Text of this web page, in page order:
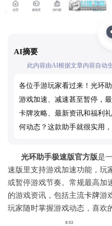
AI摘要
此内容由AI根据文章内容自动
各位手游玩家看过来！光环
游戏加速、减速甚至暂停，
卡牌攻略、最新资讯和福利
何动态？这款助手就很实用，
光环助手极速版官方版是
速版里支持游戏加速功能，玩
或暂停游戏节奏。常规最高加
的游戏资讯，包括主流卡牌游
玩家随时掌握游戏动态，喜欢